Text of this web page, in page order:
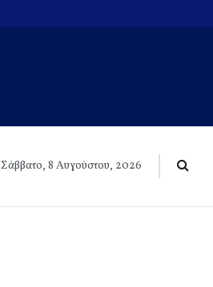
Σάββατο, 8 Αυγούστου, 2026